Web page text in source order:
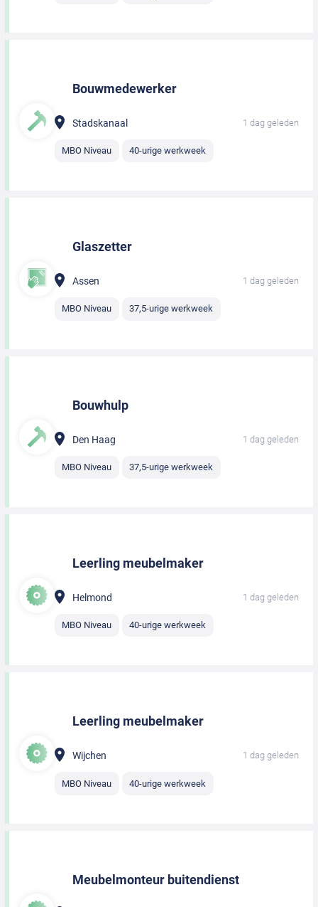
Bouwmedewerker
Stadskanaal 1 dag geleden
MBO Niveau 40-urige werkweek
Glaszetter
Assen 1 dag geleden
MBO Niveau 37,5-urige werkweek
Bouwhulp
Den Haag 1 dag geleden
MBO Niveau 37,5-urige werkweek
Leerling meubelmaker
Helmond 1 dag geleden
MBO Niveau 40-urige werkweek
Leerling meubelmaker
Wijchen 1 dag geleden
MBO Niveau 40-urige werkweek
Meubelmonteur buitendienst